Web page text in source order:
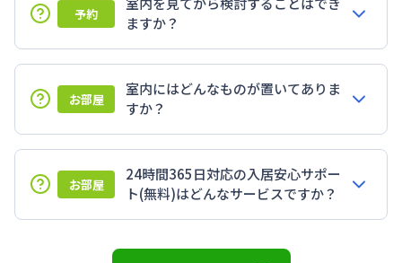
予約
ますか？
お部屋
室内にはどんなものが置いてありま
すか？
お部屋
24時間365日対応の入居安心サポー
ト(無料)はどんなサービスですか？